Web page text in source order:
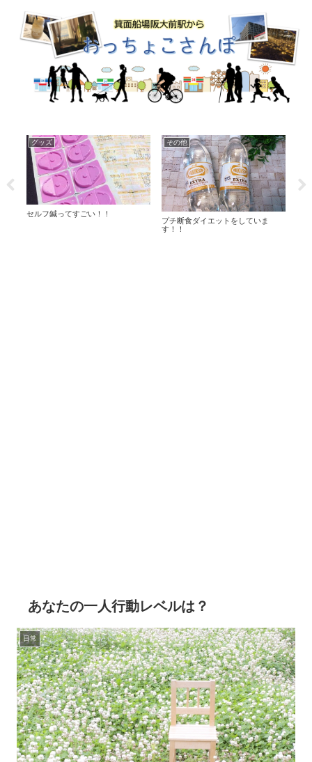
映画
打ち上げ花火、下から見るか？横か
日常
「感動した！」うどん屋さんです。
あなたの一人行動レベルは？
日常